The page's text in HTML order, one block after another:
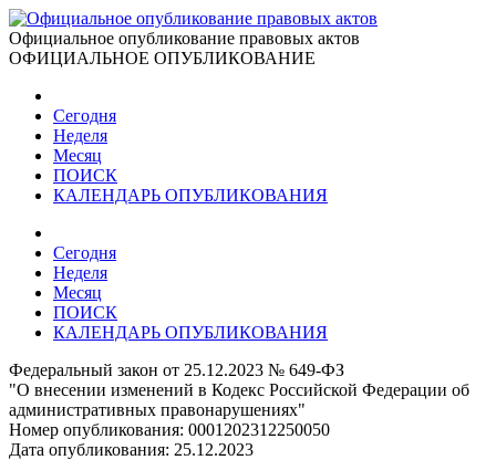
Официальное опубликование правовых актов
ОФИЦИАЛЬНОЕ ОПУБЛИКОВАНИЕ
Сегодня
Неделя
Месяц
ПОИСК
КАЛЕНДАРЬ ОПУБЛИКОВАНИЯ
Сегодня
Неделя
Месяц
ПОИСК
КАЛЕНДАРЬ ОПУБЛИКОВАНИЯ
Федеральный закон от 25.12.2023 № 649-ФЗ
"О внесении изменений в Кодекс Российской Федерации об
административных правонарушениях"
Номер опубликования: 0001202312250050
Дата опубликования: 25.12.2023